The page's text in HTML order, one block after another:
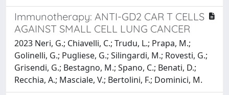
Immunotherapy: ANTI-GD2 CAR T CELLS
AGAINST SMALL CELL LUNG CANCER
2023 Neri, G.; Chiavelli, C.; Trudu, L.; Prapa, M.;
Golinelli, G.; Pugliese, G.; Silingardi, M.; Rovesti, G.;
Grisendi, G.; Bestagno, M.; Spano, C.; Benati, D.;
Recchia, A.; Masciale, V.; Bertolini, F.; Dominici, M.